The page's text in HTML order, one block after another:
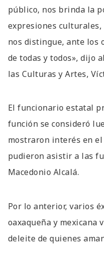
público, nos brinda la
expresiones
nos distingue, ante los
de todas y todos», dijo
las Culturas y Artes,
El funcionario estatal
función se consideró
mostraron interés en
pudieron asistir a las
Macedonio Alcalá.
Por lo anterior, varios
oaxaqueña y mexicana
deleite de quienes